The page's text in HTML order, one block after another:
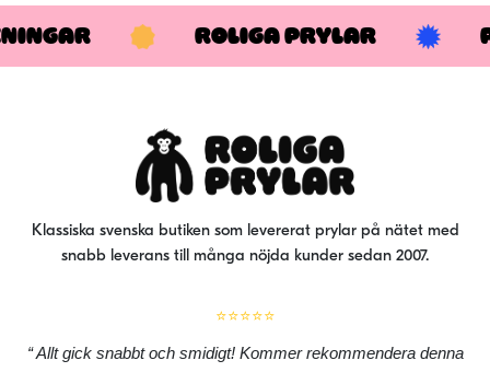
ROLIGA PRYLAR
Klassiska svenska butiken som levererat prylar på nätet med
snabb leverans till många nöjda kunder sedan 2007.
⭐⭐⭐⭐⭐
Allt gick snabbt och smidigt! Kommer rekommendera denna